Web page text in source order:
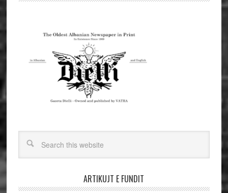
ARTIKUJT E FUNDIT